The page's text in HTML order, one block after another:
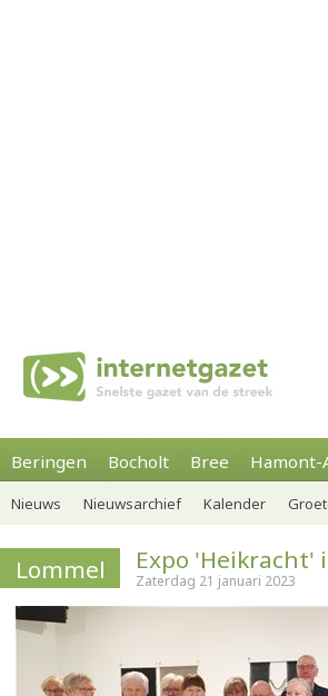
Beringen Bocholt Bree Hamont-
Nieuws Nieuwsarchief Kalender
Lommel Expo 'Heikracht'
Zaterdag 21 januari 2023